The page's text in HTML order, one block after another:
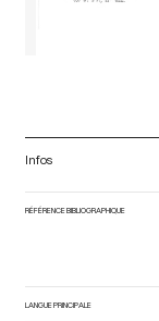
Infos
RÉFÉRENCE BIBLIOGRAPHIQUE
LANGUE PRINCIPALE